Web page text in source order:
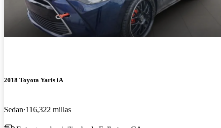
2018 Toyota Yaris iA
Sedan 116,322 millas